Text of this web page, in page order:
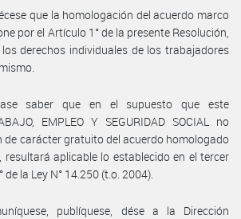
que la homologación del acuerdo marco
por el Artículo 1° de la presente Resolución,
derechos individuales de los trabajadores
saber que en el supuesto que este
EMPLEO Y SEGURIDAD SOCIAL no
de carácter gratuito del acuerdo homologado
resultará aplicable lo establecido en el tercer
la Ley N° 14.250 (t.o. 2004).
publíquese, dése a la Dirección